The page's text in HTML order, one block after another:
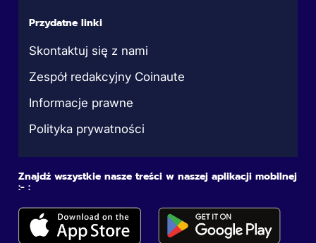
Przydatne linki
Skontaktuj się z nami
Zespół redakcyjny Coinaute
Informacje prawne
Polityka prywatności
Znajdź wszystkie nasze treści w naszej aplikacji mobilnej
:- :